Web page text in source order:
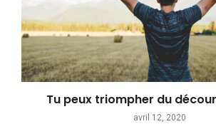
Tu peux triompher du
avril 12, 2020